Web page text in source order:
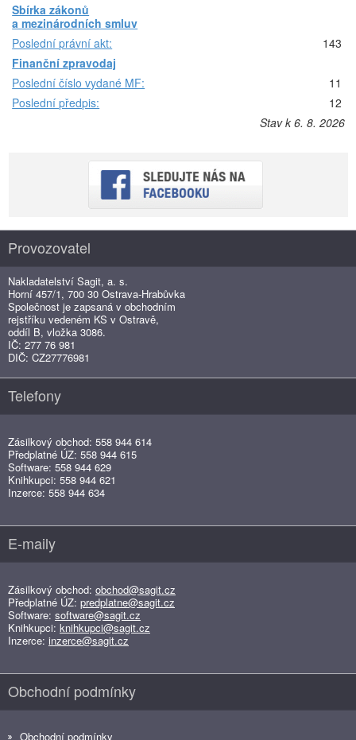
Sbírka zákonů
a mezinárodních smluv
Poslední právní akt:
143
Finanční zpravodaj
Poslední číslo vydané MF:
11
Poslední předpis:
12
Stav k 6. 8. 2026
Provozovatel
Nakladatelství Sagit, a. s.
Horní 457/1, 700 30 Ostrava-Hrabůvka
Společnost je zapsaná v obchodním
rejstříku vedeném KS v Ostravě,
oddíl B, vložka 3086.
IČ: 277 76 981
DIČ: CZ27776981
Telefony
Zásilkový obchod: 558 944 614
Předplatné ÚZ: 558 944 615
Software: 558 944 629
Knihkupci: 558 944 621
Inzerce: 558 944 634
E-maily
Zásilkový obchod: obchod@sagit.cz
Předplatné ÚZ: predplatne@sagit.cz
Software: software@sagit.cz
Knihkupci: knihkupci@sagit.cz
Inzerce: inzerce@sagit.cz
Obchodní podmínky
Obchodní podmínky